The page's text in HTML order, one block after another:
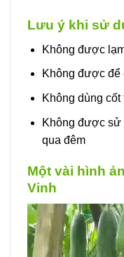
Lưu ý khi sử
Không được
Không được để
Không dùng
Không được sử
qua đêm
Một vài hình
Vinh